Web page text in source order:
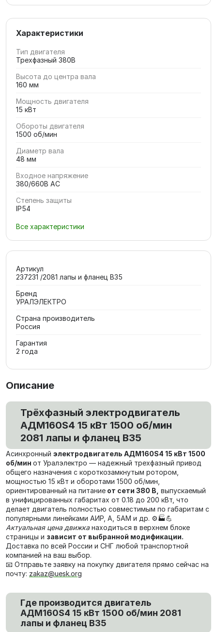
Характеристики
Тип двигателя
Трехфазный 380В
Высота до центра вала
160 мм
Мощность двигателя
15 кВт
Обороты двигателя
1500 об/мин
Диаметр вала
48 мм
Входное напряжение
380/660В AC
Степень защиты
IP54
Все характеристики
Артикул
237231 /2081 лапы и фланец В35
Бренд
УРАЛЭЛЕКТРО
Страна производитель
Россия
Гарантия
2 года
Описание
Трёхфазный электродвигатель
АДМ160S4 15 кВт 1500 об/мин
2081 лапы и фланец В35
Асинхронный электродвигатель АДМ160S4 15 кВт 1500
об/мин от Уралэлектро — надежный трехфазный привод
общего назначения с короткозамкнутым ротором,
мощностью 15 кВт и оборотами 1500 об/мин,
ориентированный на питание от сети 380 В, выпускаемый
в унифицированных габаритах от 0.18 до 200 кВт, что
делает двигатель полностью совместимым по габаритам с
популярными линейками АИР, А, 5АМ и др. ⚙️🏭💪
Актуальная цена движканаходиться в верхнем блоке
страницы и зависит от выбранной модификации.
Доставка по всей России и СНГ любой транспортной
компанией на ваш выбор.
📧 Отправьте заявку на покупку двигателя прямо сейчас на
почту: zakaz@uesk.org
Где производится двигатель
АДМ160S4 15 кВт 1500 об/мин 2081
лапы и фланец В35